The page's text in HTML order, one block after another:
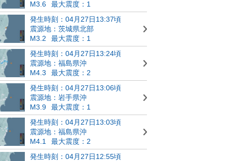
M3.6
最大震度：1
発生時刻：04月27日13:37頃
震源地：茨城県北部
M3.2
最大震度：1
発生時刻：04月27日13:24頃
震源地：福島県沖
M4.3
最大震度：2
発生時刻：04月27日13:06頃
震源地：岩手県沖
M3.9
最大震度：1
発生時刻：04月27日13:03頃
震源地：福島県沖
M4.1
最大震度：2
発生時刻：04月27日12:55頃